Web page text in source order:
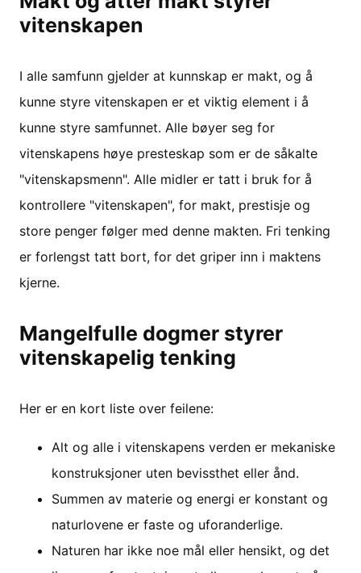
vitenskapen
I alle samfunn gjelder at kunnskap er makt, og å
kunne styre vitenskapen er et viktig element i å
kunne styre samfunnet. Alle bøyer seg for
vitenskapens høye presteskap som er de såkalte
"vitenskapsmenn". Alle midler er tatt i bruk for å
kontrollere "vitenskapen", for makt, prestisje og
store penger følger med denne makten. Fri tenking
er forlengst tatt bort, for det griper inn i maktens
kjerne.
Mangelfulle dogmer styrer
vitenskapelig tenking
Her er en kort liste over feilene:
Alt og alle i vitenskapens verden er mekaniske
konstruksjoner uten bevissthet eller ånd.
Summen av materie og energi er konstant og
naturlovene er faste og uforanderlige.
Naturen har ikke noe mål eller hensikt, og det